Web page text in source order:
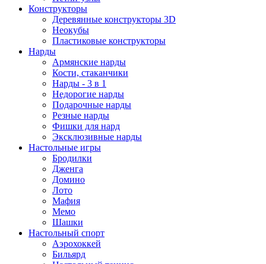
Конструкторы
Деревянные конструкторы 3D
Неокубы
Пластиковые конструкторы
Нарды
Армянские нарды
Кости, стаканчики
Нарды - 3 в 1
Недорогие нарды
Подарочные нарды
Резные нарды
Фишки для нард
Эксклюзивные нарды
Настольные игры
Бродилки
Дженга
Домино
Лото
Мафия
Мемо
Шашки
Настольный спорт
Аэрохоккей
Бильярд